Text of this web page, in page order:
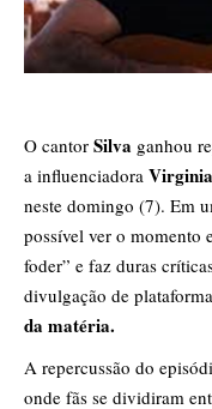
O cantor Silva ganhou
a influenciadora
neste domingo (7). Em
possível ver o momento
foder” e faz duras
divulgação de
da matéria.
A repercussão do
onde fãs se dividiram